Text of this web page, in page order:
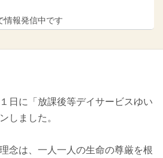
情報発信中です
日に「放課後等デイサービスゆい
しました。
念は、一人一人の生命の尊厳を根